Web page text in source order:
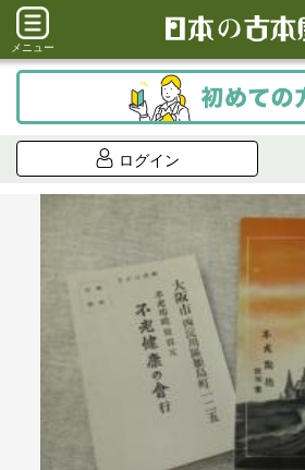
メニュー
ログイン